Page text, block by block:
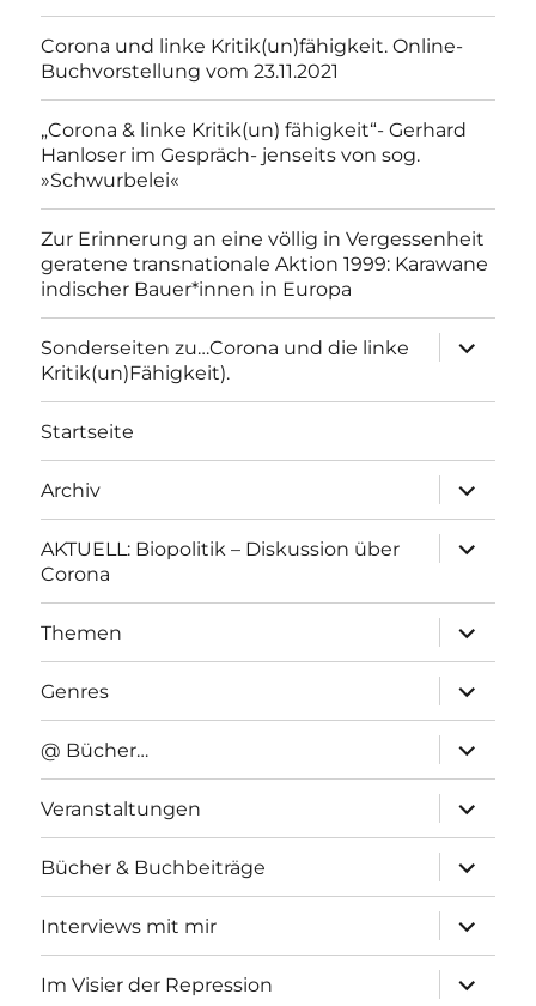
Corona und linke Kritik(un)fähigkeit. Online-
Buchvorstellung vom 23.11.2021
„Corona & linke Kritik(un) fähigkeit“- Gerhard
Hanloser im Gespräch- jenseits von sog.
»Schwurbelei«
Zur Erinnerung an eine völlig in Vergessenheit
geratene transnationale Aktion 1999: Karawane
indischer Bauer*innen in Europa
Sonderseiten zu…Corona und die linke
Kritik(un)Fähigkeit).
anzeigen
Startseite
Archiv
anzeigen
AKTUELL: Biopolitik – Diskussion über
Corona
anzeigen
Themen
anzeigen
Genres
anzeigen
@ Bücher…
anzeigen
Veranstaltungen
anzeigen
Bücher & Buchbeiträge
anzeigen
Interviews mit mir
anzeigen
Im Visier der Repression
anzeigen